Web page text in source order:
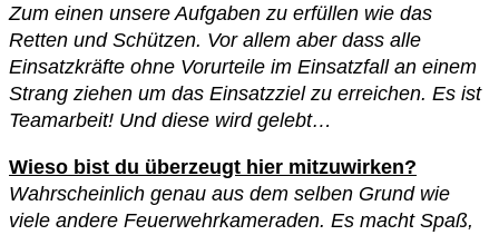
Zum einen unsere Aufgaben zu erfüllen wie das
Retten und Schützen. Vor allem aber dass alle
Einsatzkräfte ohne Vorurteile im Einsatzfall an einem
Strang ziehen um das Einsatzziel zu erreichen. Es ist
Teamarbeit! Und diese wird gelebt…
Wieso bist du überzeugt hier mitzuwirken?
Wahrscheinlich genau aus dem selben Grund wie
viele andere Feuerwehrkameraden. Es macht Spaß,